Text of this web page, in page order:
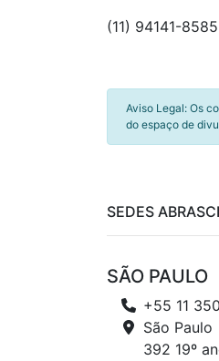
(11) 94141-8585
Aviso Legal: Os
do espaço de
SEDES
SÃO PAULO
+55 11
São Paulo
392 19º